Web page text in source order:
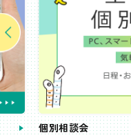
個別相談会